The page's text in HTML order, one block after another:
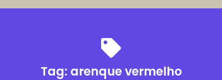
Tag: arenque vermelho